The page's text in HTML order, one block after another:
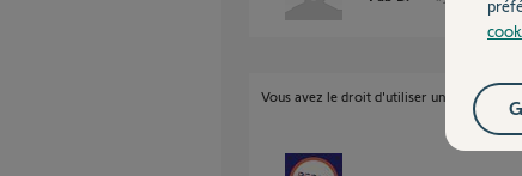
Vous avez le droit d'utiliser un scénario